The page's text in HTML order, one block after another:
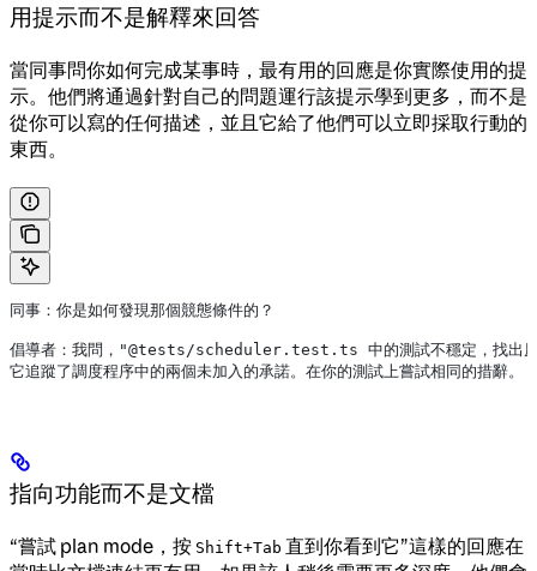
用提示而不是解釋來回答
當同事問你如何完成某事時，最有用的回應是你實際使用的提
示。他們將通過針對自己的問題運行該提示學到更多，而不是
從你可以寫的任何描述，並且它給了他們可以立即採取行動的
東西。
同事：你是如何發現那個競態條件的？
倡導者：我問，"@tests/scheduler.test.ts 中的測試不穩定，找出
它追蹤了調度程序中的兩個未加入的承諾。在你的測試上嘗試相同的措辭。
指向功能而不是文檔
“嘗試 plan mode，按 Shift+Tab 直到你看到它”這樣的回應在